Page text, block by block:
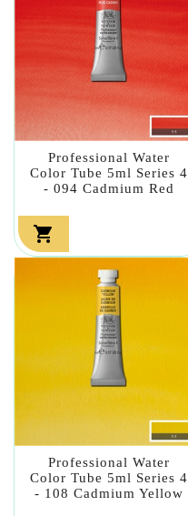
Professional Water
Color Tube 5ml Series 4
- 094 Cadmium Red

Professional Water
Color Tube 5ml Series 4
- 108 Cadmium Yellow